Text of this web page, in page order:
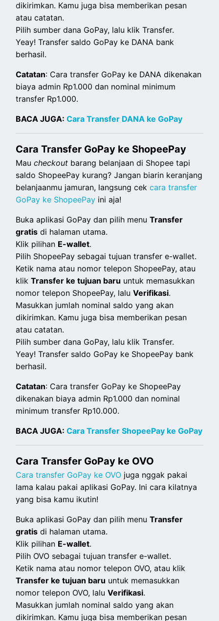
dikirimkan. Kamu juga bisa memberikan pesan
atau catatan.
Pilih sumber dana GoPay, lalu klik Transfer.
Yeay! Transfer saldo GoPay ke DANA bank
berhasil.
Catatan: Cara transfer GoPay ke DANA dikenakan
biaya admin Rp1.000 dan nominal minimum
transfer Rp1.000.
BACA JUGA:Cara Transfer DANA ke GoPay
Cara Transfer GoPay ke ShopeePay
Maucheckout barang belanjaan di Shopee tapi
saldo ShopeePay kurang? Jangan biarin keranjang
belanjaanmu jamuran, langsung cekcara transfer
GoPay ke ShopeePay ini aja!
Buka aplikasi GoPay dan pilih menuTransfer
gratis di halaman utama.
Klik pilihan E-wallet.
Pilih ShopeePay sebagai tujuan transfer e-wallet.
Ketik nama atau nomor telepon ShopeePay, atau
klikTransfer ke tujuan baru untuk memasukkan
nomor telepon ShopeePay, laluVerifikasi.
Masukkan jumlah nominal saldo yang akan
dikirimkan. Kamu juga bisa memberikan pesan
atau catatan.
Pilih sumber dana GoPay, lalu klik Transfer.
Yeay! Transfer saldo GoPay ke ShopeePay bank
berhasil.
Catatan: Cara transfer GoPay ke ShopeePay
dikenakan biaya admin Rp1.000 dan nominal
minimum transfer Rp10.000.
BACA JUGA:Cara Transfer ShopeePay ke GoPay
Cara Transfer GoPay ke OVO
Cara transfer GoPay ke OVO juga nggak pakai
lama kalau pakai aplikasi GoPay. Ini cara kilatnya
yang bisa kamu ikutin!
Buka aplikasi GoPay dan pilih menuTransfer
gratis di halaman utama.
Klik pilihan E-wallet.
Pilih OVO sebagai tujuan transfer e-wallet.
Ketik nama atau nomor telepon OVO, atau klik
Transfer ke tujuan baru untuk memasukkan
nomor telepon OVO, laluVerifikasi.
Masukkan jumlah nominal saldo yang akan
dikirimkan. Kamu juga bisa memberikan pesan